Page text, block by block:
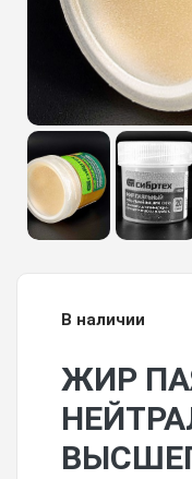
В наличии
ЖИР